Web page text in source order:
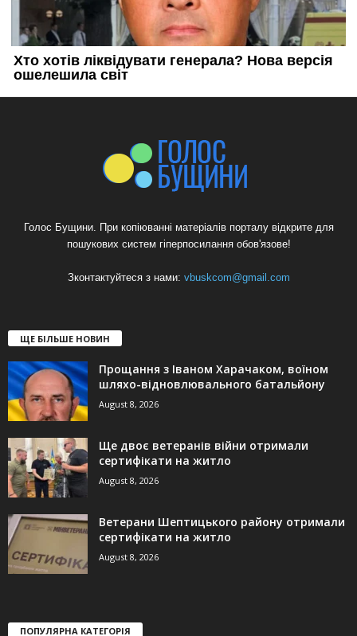
Голос Бущини. При копіюванні матеріалів порталу відкрите для
пошукових систем гіперпосилання обов'язове!
Зконтактуйтеся з нами: vbuskcom@gmail.com
ЩЕ БІЛЬШЕ НОВИН
Прощання з Іваном Харачаком, воїном
шляхо-відновлювального батальйону
August 8, 2026
Ще двоє ветеранів війни отримали
сертифікати на житло
August 8, 2026
Ветерани Шептицького району отримали
сертифікати на житло
August 8, 2026
ПОПУЛЯРНА КАТЕГОРІЯ